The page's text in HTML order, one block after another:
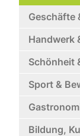
Geschäfte
Handwerk
Schönheit
Sport &
Bildung,